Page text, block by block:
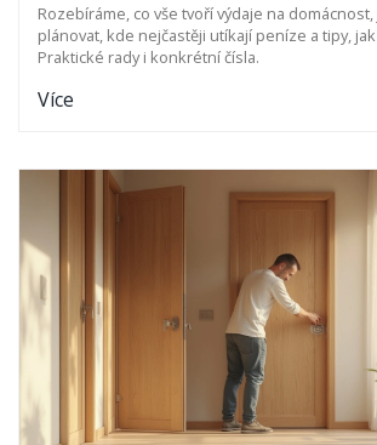
Rozebíráme, co vše tvoří výdaje na
plánovat, kde nejčastěji utíkají peníze a tipy,
Praktické rady i konkrétní čísla.
Více